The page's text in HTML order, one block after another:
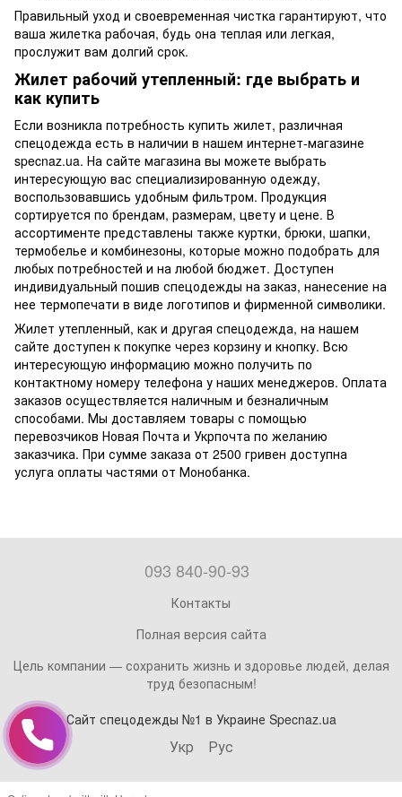
Правильный уход и своевременная чистка гарантируют, что
ваша жилетка рабочая, будь она теплая или легкая,
прослужит вам долгий срок.
Жилет рабочий утепленный: где выбрать и
как купить
Если возникла потребность купить жилет, различная
спецодежда есть в наличии в нашем интернет-магазине
specnaz.ua. На сайте магазина вы можете выбрать
интересующую вас специализированную одежду,
воспользовавшись удобным фильтром. Продукция
сортируется по брендам, размерам, цвету и цене. В
ассортименте представлены также куртки, брюки, шапки,
термобелье и комбинезоны, которые можно подобрать для
любых потребностей и на любой бюджет. Доступен
индивидуальный пошив спецодежды на заказ, нанесение на
нее термопечати в виде логотипов и фирменной символики.
Жилет утепленный, как и другая спецодежда, на нашем
сайте доступен к покупке через корзину и кнопку. Всю
интересующую информацию можно получить по
контактному номеру телефона у наших менеджеров. Оплата
заказов осуществляется наличным и безналичным
способами. Мы доставляем товары с помощью
перевозчиков Новая Почта и Укрпочта по желанию
заказчика. При сумме заказа от 2500 гривен доступна
услуга оплаты частями от Монобанка.
093 840-90-93
Контакты
Полная версия сайта
Цель компании — сохранить жизнь и здоровье людей, делая
труд безопасным!
Сайт спецодежды №1 в Украине Specnaz.ua
Укр Рус